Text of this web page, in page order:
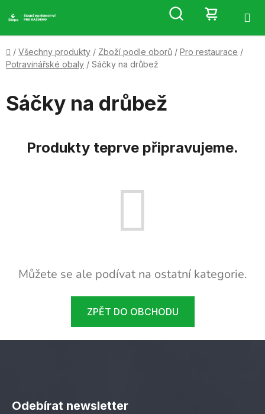
na
Hledat
KOŠÍK
Domů
/ Všechny produkty / Zboží podle oborů / Pro restaurace /
Potravinářské obaly / Sáčky na drůbež
Sáčky na drůbež
Produkty teprve připravujeme.
Můžete se ale podívat na ostatní kategorie.
ZPĚT DO OBCHODU
Odebírat newsletter